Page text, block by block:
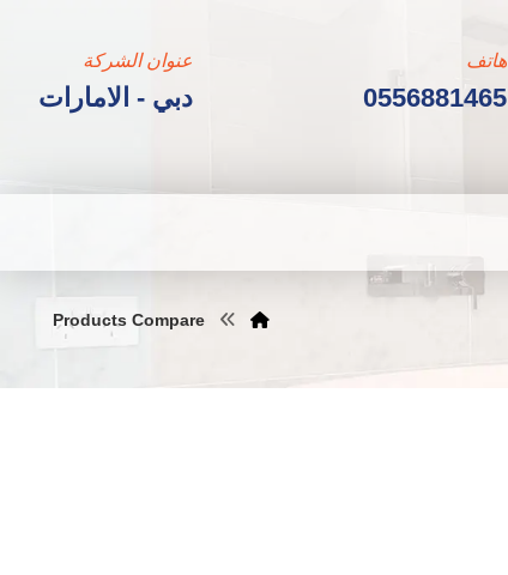
عنوان الشركة
دبي - الامارات
هاتف
0556881465
Products Compare